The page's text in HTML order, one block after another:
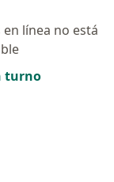
línea no está
turno